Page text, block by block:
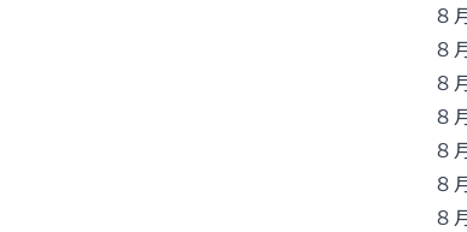
８月４日(火)
８月５日(水)
８月６日(木)
８月１９日(
８月２０日(
８月２１日(
８月２５日(